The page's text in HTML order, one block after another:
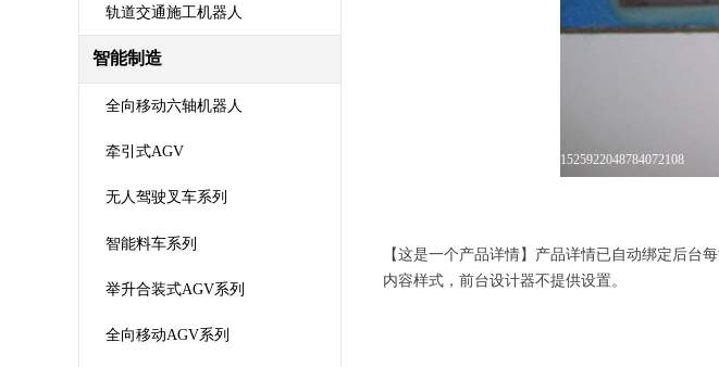
【这是一个产品详情】产品详情已自动绑定后台
内容样式，前台设计器不提供设置。
1525922048784072108
轨道交通施工机器人
智能制造
全向移动六轴机器人
牵引式AGV
无人驾驶叉车系列
智能料车系列
举升合装式AGV系列
全向移动AGV系列